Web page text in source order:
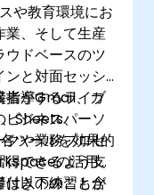
や教育環境にお
業、そして生産
ウドベースのツ
ンと対面セッシ
者がGmail、カ
Sheets、
ツールを効果的
得できるよう支
付きの練習も含
指導するライブ
ジネスパーソ
クや業務プロセ
の活用を
は以下のことが